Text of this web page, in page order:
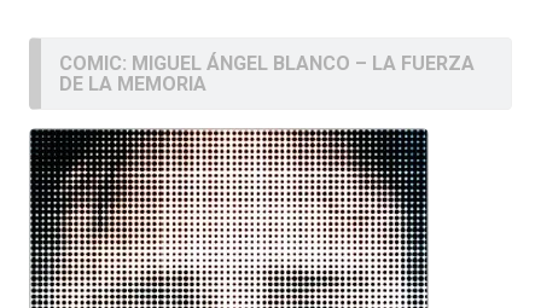
COMIC: MIGUEL ÁNGEL BLANCO – LA FUERZA
DE LA MEMORIA